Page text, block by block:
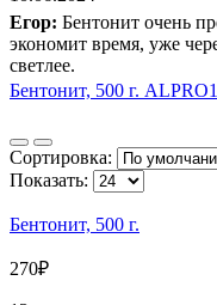
Егор: Бентонит очень
экономит время, уже
светлее.
Бентонит, 500 г.
Сортировка:
Показать:
Бентонит, 500 г.
270₽